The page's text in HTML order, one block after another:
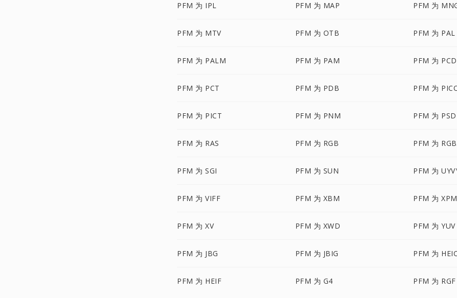
PFM 为 IPL PFM 为 MAP PFM 为
PFM 为 MTV PFM 为 OTB PFM 为 PAL
PFM 为 PALM PFM 为 PAM PFM 为 PCD
PFM 为 PCT PFM 为 PDB PFM 为
PFM 为 PICT PFM 为 PNM PFM 为 PSD
PFM 为 RAS PFM 为 RGB PFM 为
PFM 为 SGI PFM 为 SUN PFM 为
PFM 为 VIFF PFM 为 XBM PFM 为 XPM
PFM 为 XV PFM 为 XWD PFM 为 YUV
PFM 为 JBG PFM 为 JBIG PFM 为 HEIC
PFM 为 HEIF PFM 为 G4 PFM 为 RGF